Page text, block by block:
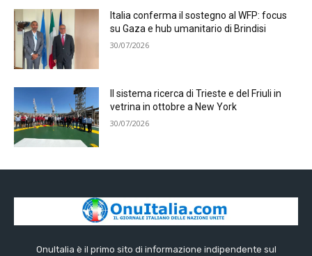
Italia conferma il sostegno al WFP: focus
su Gaza e hub umanitario di Brindisi
30/07/2026
Il sistema ricerca di Trieste e del Friuli in
vetrina in ottobre a New York
30/07/2026
OnuItalia è il primo sito di informazione indipendente sul